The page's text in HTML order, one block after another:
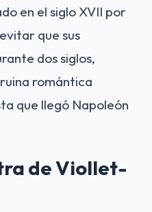
en el siglo XVII por
que sus
dos siglos,
romántica
que llegó Napoleón
de Viollet-